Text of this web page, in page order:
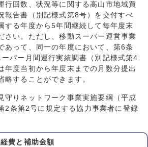
回数、状況等に関する高山市地域買
報告書（別記様式第8号）を交付すべ
する年度から5年間継続して毎年度末
さい。ただし、移動スーパー運営事業
あって、同一の年度において、第6条
パー月間運行実績調書（別記様式第4
年度当初から年度末までの月数分提出
略することができます。
りネットワーク事業実施要綱（平成
2条第2号に規定する協力事業者に登録
経費と補助金額